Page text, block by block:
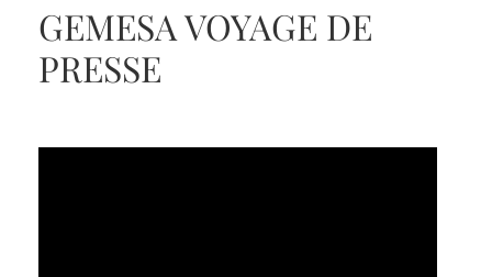
GEMESA VOYAGE DE
PRESSE